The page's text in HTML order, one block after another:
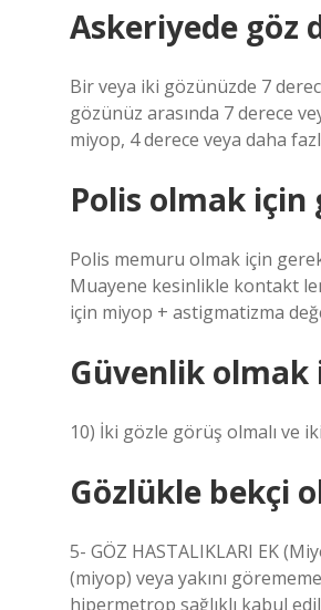
Askeriyede göz
Bir veya iki gözünüzde 7
gözünüz arasında 7 derece
miyop, 4 derece veya daha
Polis olmak için
Polis memuru olmak için
Muayene kesinlikle kontakt
için miyop + astigmatizma
Güvenlik olmak
10) İki gözle görüş olmalı ve
Gözlükle bekçi
5- GÖZ HASTALIKLARI EK
(miyop) veya yakını
hipermetrop sağlıklı kabul